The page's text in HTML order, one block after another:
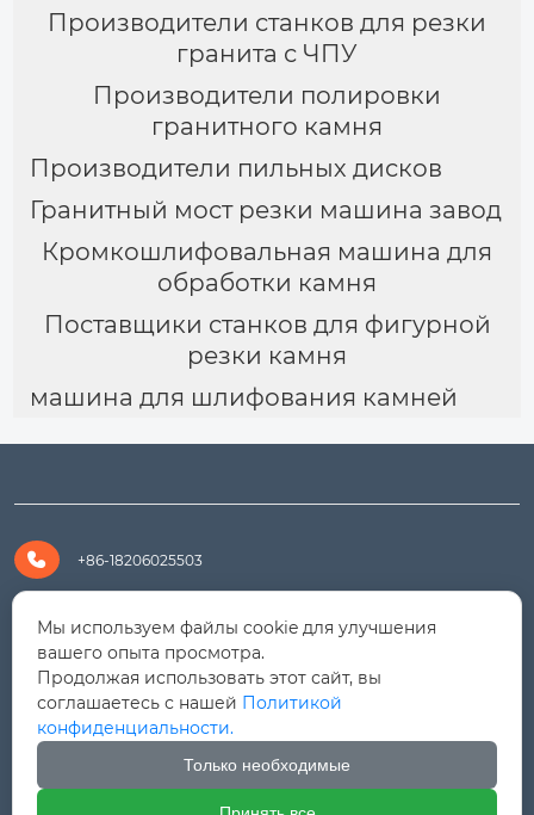
Производители станков для резки
гранита с ЧПУ
Производители полировки
гранитного камня
Производители пильных дисков
Гранитный мост резки машина завод
Кромкошлифовальная машина для
обработки камня
Поставщики станков для фигурной
резки камня
машина для шлифования камней
 +86-18206025503
 +8618206025503
 yanali@hualongm.com

351144, Китай, пров.Фуцзянь, г. Путянь, район Личэн,
промышленная зона Хуанши
Мы используем файлы cookie для улучшения
вашего опыта просмотра.
Продолжая использовать этот сайт, вы
соглашаетесь с нашей Политикой
конфиденциальности.
Только необходимые